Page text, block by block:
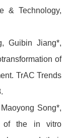
& Technology,
Guibin Jiang*,
of
TrAC Trends
Song*,
of the in vitro